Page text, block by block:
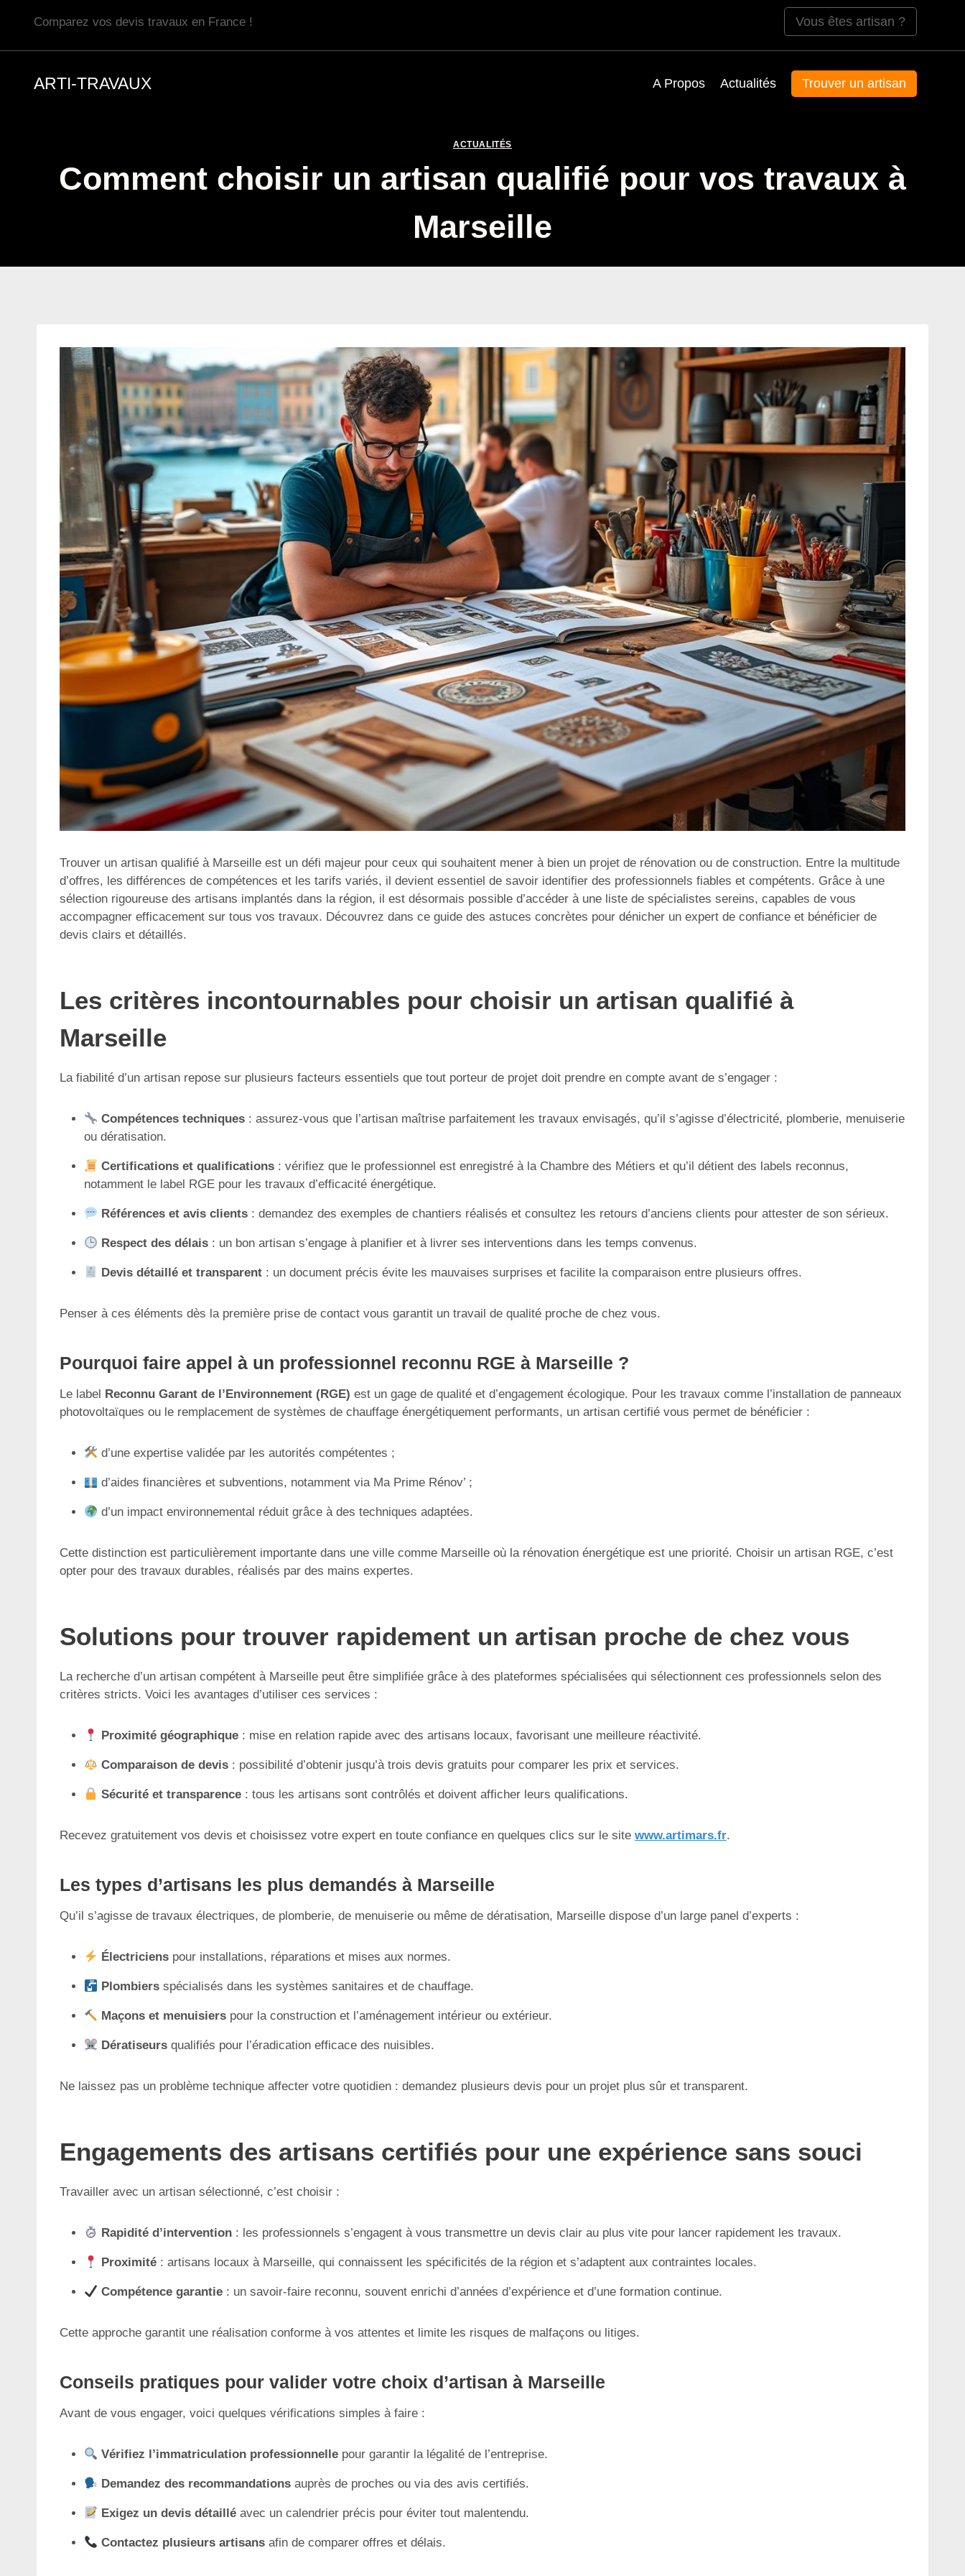
Comparez vos devis travaux en France ! Vous êtes artisan ?
ARTI-TRAVAUX A Propos Actualités Trouver un artisan
ACTUALITÉS
Comment choisir un artisan qualifié pour vos travaux à
Marseille
Trouver un artisan qualifié à Marseille est un défi majeur pour ceux qui souhaitent mener à bien un projet de rénovation ou de construction. Entre la multitude
d’offres, les différences de compétences et les tarifs variés, il devient essentiel de savoir identifier des professionnels fiables et compétents. Grâce à une
sélection rigoureuse des artisans implantés dans la région, il est désormais possible d’accéder à une liste de spécialistes sereins, capables de vous
accompagner efficacement sur tous vos travaux. Découvrez dans ce guide des astuces concrètes pour dénicher un expert de confiance et bénéficier de
devis clairs et détaillés.
Les critères incontournables pour choisir un artisan qualifié à
Marseille
La fiabilité d’un artisan repose sur plusieurs facteurs essentiels que tout porteur de projet doit prendre en compte avant de s’engager :
Compétences techniques : assurez-vous que l’artisan maîtrise parfaitement les travaux envisagés, qu’il s’agisse d’électricité, plomberie, menuiserie
ou dératisation.
Certifications et qualifications : vérifiez que le professionnel est enregistré à la Chambre des Métiers et qu’il détient des labels reconnus,
notamment le label RGE pour les travaux d’efficacité énergétique.
Références et avis clients : demandez des exemples de chantiers réalisés et consultez les retours d’anciens clients pour attester de son sérieux.
Respect des délais : un bon artisan s’engage à planifier et à livrer ses interventions dans les temps convenus.
Devis détaillé et transparent : un document précis évite les mauvaises surprises et facilite la comparaison entre plusieurs offres.
Penser à ces éléments dès la première prise de contact vous garantit un travail de qualité proche de chez vous.
Pourquoi faire appel à un professionnel reconnu RGE à Marseille ?
Le label Reconnu Garant de l’Environnement (RGE) est un gage de qualité et d’engagement écologique. Pour les travaux comme l’installation de panneaux
photovoltaïques ou le remplacement de systèmes de chauffage énergétiquement performants, un artisan certifié vous permet de bénéficier :
d’une expertise validée par les autorités compétentes ;
d’aides financières et subventions, notamment via Ma Prime Rénov’ ;
d’un impact environnemental réduit grâce à des techniques adaptées.
Cette distinction est particulièrement importante dans une ville comme Marseille où la rénovation énergétique est une priorité. Choisir un artisan RGE, c’est
opter pour des travaux durables, réalisés par des mains expertes.
Solutions pour trouver rapidement un artisan proche de chez vous
La recherche d’un artisan compétent à Marseille peut être simplifiée grâce à des plateformes spécialisées qui sélectionnent ces professionnels selon des
critères stricts. Voici les avantages d’utiliser ces services :
Proximité géographique : mise en relation rapide avec des artisans locaux, favorisant une meilleure réactivité.
Comparaison de devis : possibilité d’obtenir jusqu’à trois devis gratuits pour comparer les prix et services.
Sécurité et transparence : tous les artisans sont contrôlés et doivent afficher leurs qualifications.
Recevez gratuitement vos devis et choisissez votre expert en toute confiance en quelques clics sur le site www.artimars.fr.
Les types d’artisans les plus demandés à Marseille
Qu’il s’agisse de travaux électriques, de plomberie, de menuiserie ou même de dératisation, Marseille dispose d’un large panel d’experts :
Électriciens pour installations, réparations et mises aux normes.
Plombiers spécialisés dans les systèmes sanitaires et de chauffage.
Maçons et menuisiers pour la construction et l’aménagement intérieur ou extérieur.
Dératiseurs qualifiés pour l’éradication efficace des nuisibles.
Ne laissez pas un problème technique affecter votre quotidien : demandez plusieurs devis pour un projet plus sûr et transparent.
Engagements des artisans certifiés pour une expérience sans souci
Travailler avec un artisan sélectionné, c’est choisir :
Rapidité d’intervention : les professionnels s’engagent à vous transmettre un devis clair au plus vite pour lancer rapidement les travaux.
Proximité : artisans locaux à Marseille, qui connaissent les spécificités de la région et s’adaptent aux contraintes locales.
Compétence garantie : un savoir-faire reconnu, souvent enrichi d’années d’expérience et d’une formation continue.
Cette approche garantit une réalisation conforme à vos attentes et limite les risques de malfaçons ou litiges.
Conseils pratiques pour valider votre choix d’artisan à Marseille
Avant de vous engager, voici quelques vérifications simples à faire :
Vérifiez l’immatriculation professionnelle pour garantir la légalité de l’entreprise.
Demandez des recommandations auprès de proches ou via des avis certifiés.
Exigez un devis détaillé avec un calendrier précis pour éviter tout malentendu.
Contactez plusieurs artisans afin de comparer offres et délais.